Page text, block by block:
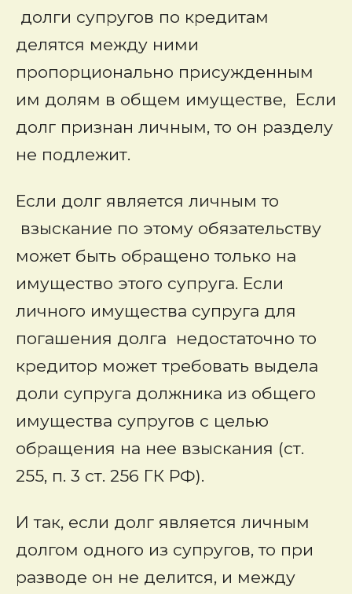
долги супругов по кредитам
делятся между ними
пропорционально присужденным
им долям в общем имуществе, Если
долг признан личным, то он разделу
не подлежит.
Если долг является личным то
взыскание по этому обязательству
может быть обращено только на
имущество этого супруга. Если
личного имущества супруга для
погашения долга недостаточно то
кредитор может требовать выдела
доли супруга должника из общего
имущества супругов с целью
обращения на нее взыскания (ст.
255, п. 3 ст. 256 ГК РФ).
И так, если долг является личным
долгом одного из супругов, то при
разводе он не делится, и между